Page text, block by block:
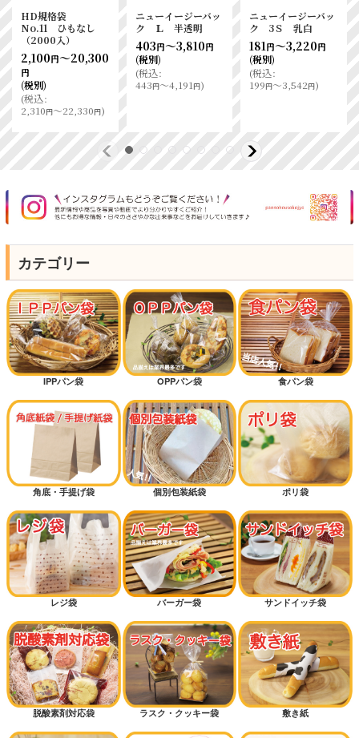
ニューイージーバッ
ク Ｍ 乳白
302円～5,300
(税別)
332
モックパックレジ
袋 Ｍ 乳白
[
6706 ]
260
(税込:286円
ニチバンセロテープ
No.405 12ｍｍ
×35Ｍ(10入）
[6176]
980
(税込 :1,078
カテゴリー
IPPパン袋 OPPパン袋 食パン袋
角底・手提げ袋 個別包装紙袋 ポリ袋
レジ袋 バーガー袋 サンドイッチ袋
脱酸素剤対応袋 ラスク・クッキー袋 敷き紙